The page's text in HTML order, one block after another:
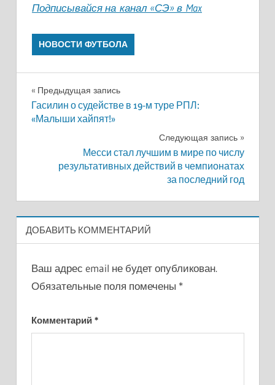
Подписывайся на канал «СЭ» в Max
НОВОСТИ ФУТБОЛА
Навигация
по
Предыдущая запись
Гасилин о судействе в 19-м туре РПЛ:
«Малыши хайпят!»
Следующая запись
Месси стал лучшим в мире по числу
результативных действий в чемпионатах
за последний год
ДОБАВИТЬ КОММЕНТАРИЙ
Ваш адрес email не будет опубликован.
Обязательные поля помечены *
Комментарий *